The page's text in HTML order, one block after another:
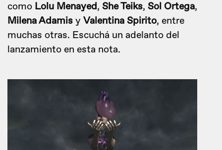
como Lolu Menayed, She Teiks, Sol Ortega,
Milena Adamis y Valentina Spirito, entre
muchas otras. Escuchá un adelanto del
lanzamiento en esta nota.